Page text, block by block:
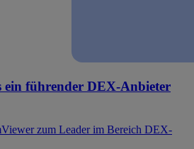
ein führender DEX-Anbieter
zum Leader im Bereich DEX-